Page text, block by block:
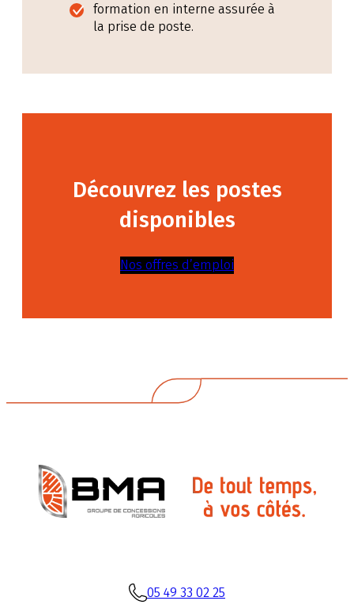
formation en interne assurée à
la prise de poste.
Découvrez les postes
disponibles
Nos offres d’emploi
05 49 33 02 25